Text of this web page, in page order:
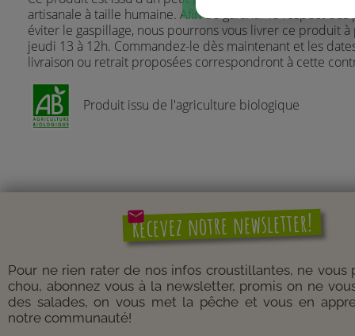
artisanale à taille humaine. Afin de garantir le respect
éviter le gaspillage, nous pourrons vous livrer ce produit
jeudi 13 à 12h. Commandez-le dès maintenant et les
livraison ou retrait proposées correspondront à cette
Produit issu de l'agriculture biologique
mail
Recevez notre newsletter!
Pour ne rien rater de nos infos croustillantes, ne vous
chou, abonnez vous à la newsletter, promis on ne
des salades, on vous met la pêche et vous en
notre communauté!